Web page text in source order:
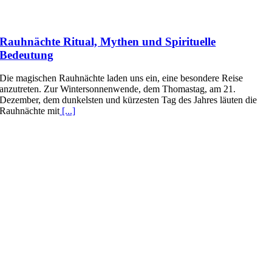
Rauhnächte Ritual, Mythen und Spirituelle
Bedeutung
Die magischen Rauhnächte laden uns ein, eine besondere Reise
anzutreten. Zur Wintersonnenwende, dem Thomastag, am 21.
Dezember, dem dunkelsten und kürzesten Tag des Jahres läuten die
Rauhnächte mit[...]